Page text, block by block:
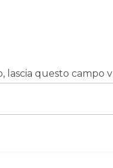
lascia questo campo